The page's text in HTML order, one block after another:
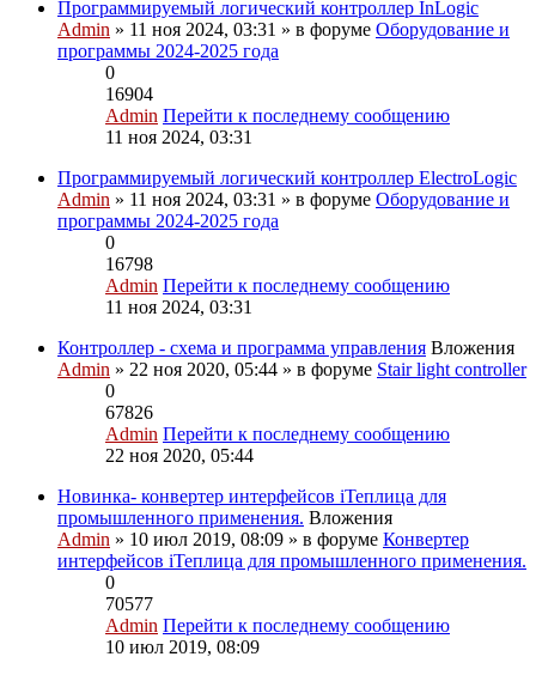
Программируемый логический контроллер InLogic
Admin » 11 ноя 2024, 03:31 » в форуме Оборудование и
программы 2024-2025 года
0
16904
Admin Перейти к последнему сообщению
11 ноя 2024, 03:31
Программируемый логический контроллер ElectroLogic
Admin » 11 ноя 2024, 03:31 » в форуме Оборудование и
программы 2024-2025 года
0
16798
Admin Перейти к последнему сообщению
11 ноя 2024, 03:31
Контроллер - схема и программа управления Вложения
Admin » 22 ноя 2020, 05:44 » в форуме Stair light controller
0
67826
Admin Перейти к последнему сообщению
22 ноя 2020, 05:44
Новинка- конвертер интерфейсов iТеплица для
промышленного применения. Вложения
Admin » 10 июл 2019, 08:09 » в форуме Конвертер
интерфейсов iТеплица для промышленного применения.
0
70577
Admin Перейти к последнему сообщению
10 июл 2019, 08:09